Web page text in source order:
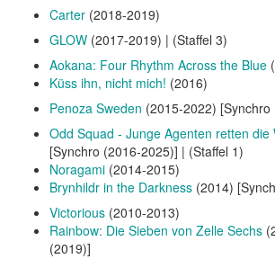
Carter (2018-2019)
GLOW (2017-2019) | (Staffel 3)
Aokana: Four Rhythm Across the Blue
Küss ihn, nicht mich! (2016)
Penoza Sweden (2015-2022) [Synchro
Odd Squad - Junge Agenten retten die
[Synchro (2016-2025)] | (Staffel 1)
Noragami (2014-2015)
Brynhildr in the Darkness (2014)
Victorious (2010-2013)
Rainbow: Die Sieben von Zelle Sechs
(2019)]